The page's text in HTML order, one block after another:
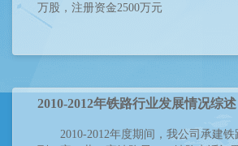
万股，注册资金2500万元
2010-2012年铁路行业发展情况综述
2010-2012年度期间，我公司承建